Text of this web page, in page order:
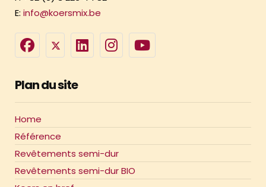
E: info@koersmix.be
Plan du site
Home
Référence
Revêtements semi-dur
Revêtements semi-dur BIO